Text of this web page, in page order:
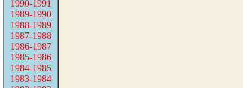
1990-1991
1989-1990
1988-1989
1987-1988
1986-1987
1985-1986
1984-1985
1983-1984